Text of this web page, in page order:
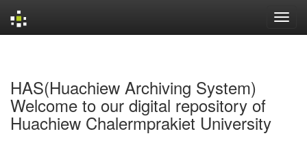
HAS(Huachiew Archiving System)
Welcome to our digital repository of
Huachiew Chalermprakiet University